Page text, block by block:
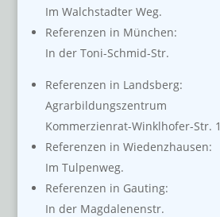
Im Walchstadter Weg.
Referenzen in München:
In der Toni-Schmid-Str.
Referenzen in Landsberg:
Agrarbildungszentrum
Kommerzienrat-Winklhofer-Str. 1
Referenzen in Wiedenzhausen:
Im Tulpenweg.
Referenzen in Gauting:
In der Magdalenenstr.